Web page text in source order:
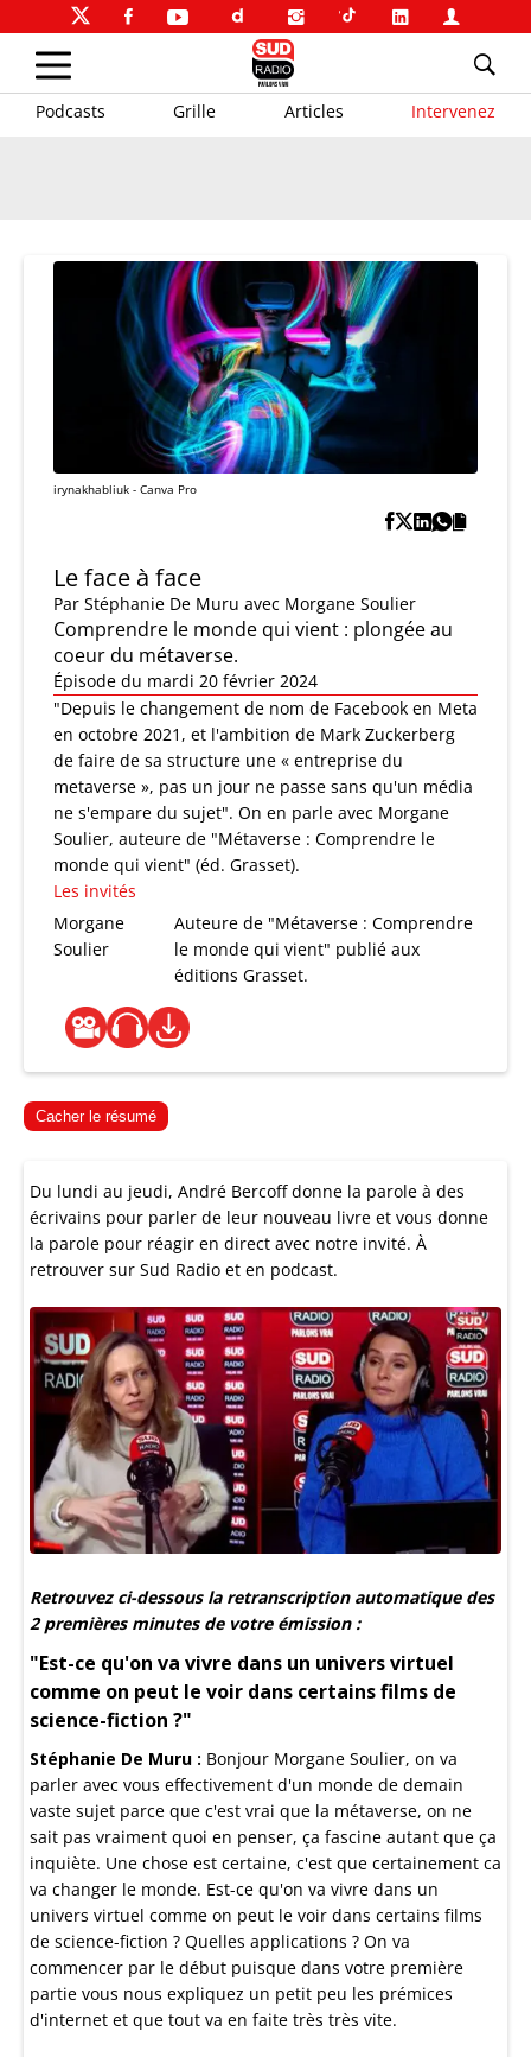
Podcasts Grille Articles Intervenez
irynakhabliuk - Canva Pro
Le face à face
Par Stéphanie De Muru avec Morgane Soulier
Comprendre le monde qui vient : plongée au
coeur du métaverse.
Épisode du mardi 20 février 2024
"Depuis le changement de nom de Facebook en Meta
en octobre 2021, et l'ambition de Mark Zuckerberg
de faire de sa structure une « entreprise du
metaverse », pas un jour ne passe sans qu'un média
ne s'empare du sujet". On en parle avec Morgane
Soulier, auteure de "Métaverse : Comprendre le
monde qui vient" (éd. Grasset).
Les invités
Morgane
Soulier
Auteure de "Métaverse : Comprendre
le monde qui vient" publié aux
éditions Grasset.
Cacher le résumé
Du lundi au jeudi, André Bercoff donne la parole à des
écrivains pour parler de leur nouveau livre et vous donne
la parole pour réagir en direct avec notre invité. À
retrouver sur Sud Radio et en podcast.
Retrouvez ci-dessous la retranscription automatique des
2 premières minutes de votre émission :
"Est-ce qu'on va vivre dans un univers virtuel
comme on peut le voir dans certains films de
science-fiction ?"
Stéphanie De Muru : Bonjour Morgane Soulier, on va
parler avec vous effectivement d'un monde de demain
vaste sujet parce que c'est vrai que la métaverse, on ne
sait pas vraiment quoi en penser, ça fascine autant que ça
inquiète. Une chose est certaine, c'est que certainement ca
va changer le monde. Est-ce qu'on va vivre dans un
univers virtuel comme on peut le voir dans certains films
de science-fiction ? Quelles applications ? On va
commencer par le début puisque dans votre première
partie vous nous expliquez un petit peu les prémices
d'internet et que tout va en faite très très vite.